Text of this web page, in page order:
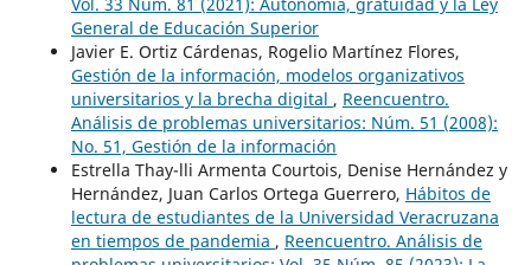
Vol. 33 Núm. 81 (2021): Autonomía, gratuidad y la Ley
General de Educación Superior
Javier E. Ortiz Cárdenas, Rogelio Martínez Flores,
Gestión de la información, modelos organizativos
universitarios y la brecha digital , Reencuentro.
Análisis de problemas universitarios: Núm. 51 (2008):
No. 51, Gestión de la información
Estrella Thay-lli Armenta Courtois, Denise Hernández y
Hernández, Juan Carlos Ortega Guerrero, Hábitos de
lectura de estudiantes de la Universidad Veracruzana
en tiempos de pandemia , Reencuentro. Análisis de